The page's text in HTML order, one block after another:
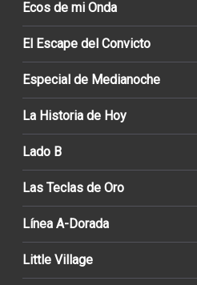
Ecos de mi Onda
El Escape del Convicto
Especial de Medianoche
La Historia de Hoy
Lado B
Las Teclas de Oro
Línea A-Dorada
Little Village